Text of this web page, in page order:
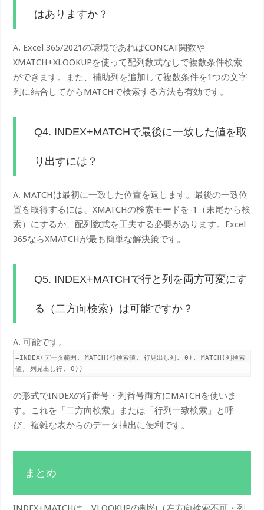
はありますか？
A. Excel 365/2021の環境であればCONCAT関数や
XMATCH+XLOOKUPを使って配列数式なしで複数条件検索
ができます。また、補助列を追加して複数条件を1つの文字
列に結合してからMATCHで検索する方法も有効です。
Q4. INDEX+MATCHで最後に一致した値を取
り出すには？
A. MATCHは最初に一致した位置を返します。最後の一致位
置を取得するには、XMATCHの検索モードを-1（末尾から検
索）にするか、配列数式を工夫する必要があります。Excel
365ならXMATCHが最も簡単な解決策です。
Q5. INDEX+MATCHで行と列を両方可変にす
る（二方向検索）は可能ですか？
A. 可能です。
=INDEX(データ範囲, MATCH(行検索値, 行見出し列, 0), MATCH(列検索
値, 列見出し行, 0))
の形式でINDEXの行番号・列番号両方にMATCHを使いま
す。これを「二方向検索」または「行列一致検索」と呼
び、複雑な表からのデータ抽出に便利です。
まとめ